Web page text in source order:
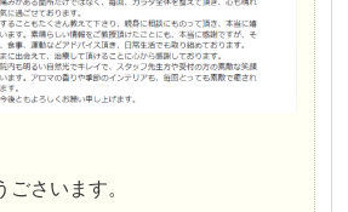
さいます。